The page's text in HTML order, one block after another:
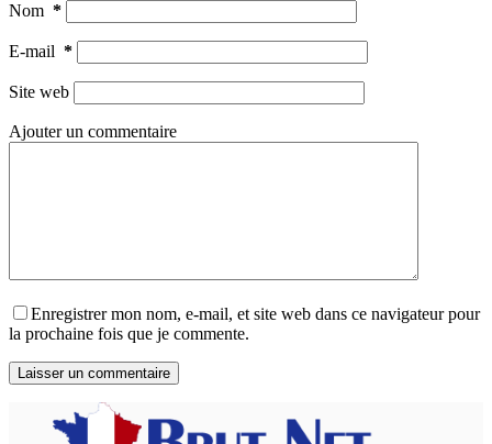
Nom *
E-mail *
Site web
Ajouter un commentaire
Enregistrer mon nom, e-mail, et site web dans ce navigateur pour
la prochaine fois que je commente.
Laisser un commentaire